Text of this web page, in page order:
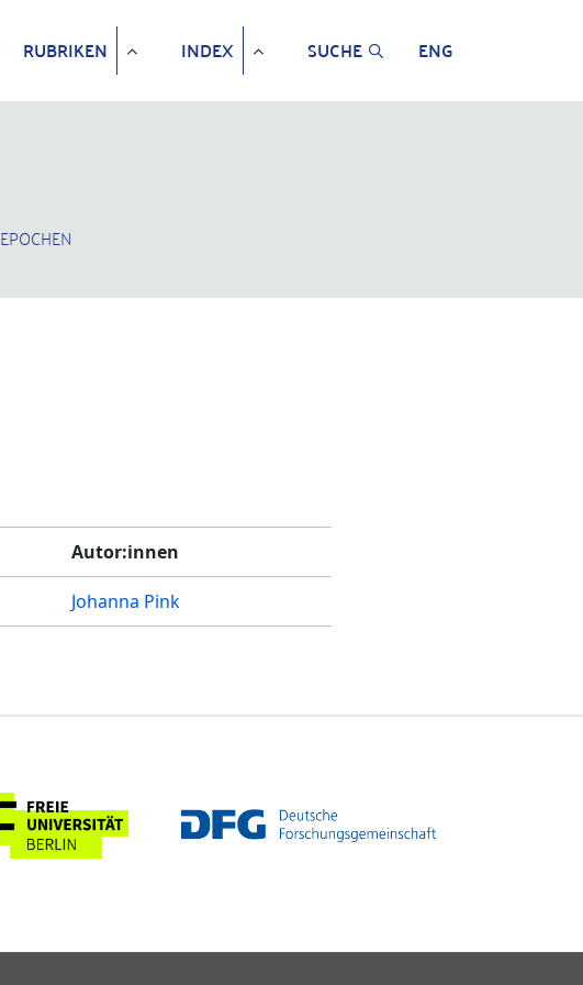
RUBRIKEN INDEX SUCHE ENG
EPOCHEN
Autor:innen
Johanna Pink